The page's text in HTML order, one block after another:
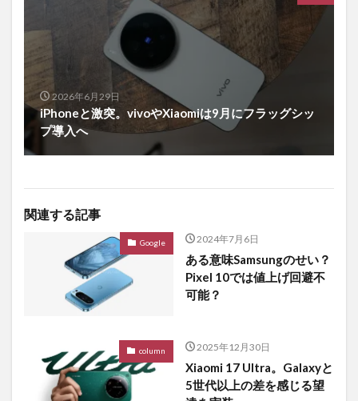
2026年6月29日
iPhoneと激突。vivoやXiaomiは9月にフラッグシッ
プ導入へ
関連する記事
Google 2024年7月6日
ある意味Samsungのせい？
Pixel 10では値上げ回避不
可能？
column 2025年12月30日
Xiaomi 17 Ultra。Galaxyと
5世代以上の差を感じる望